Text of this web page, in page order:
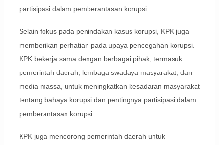
partisipasi dalam pemberantasan korupsi.
Selain fokus pada penindakan kasus korupsi, KPK juga
memberikan perhatian pada upaya pencegahan korupsi.
KPK bekerja sama dengan berbagai pihak, termasuk
pemerintah daerah, lembaga swadaya masyarakat, dan
media massa, untuk meningkatkan kesadaran masyarakat
tentang bahaya korupsi dan pentingnya partisipasi dalam
pemberantasan korupsi.
KPK juga mendorong pemerintah daerah untuk